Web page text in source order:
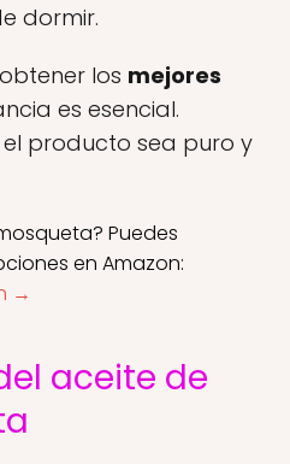
dormir.
los mejores
es esencial.
producto sea puro y
Puedes
en Amazon:
→
aceite de